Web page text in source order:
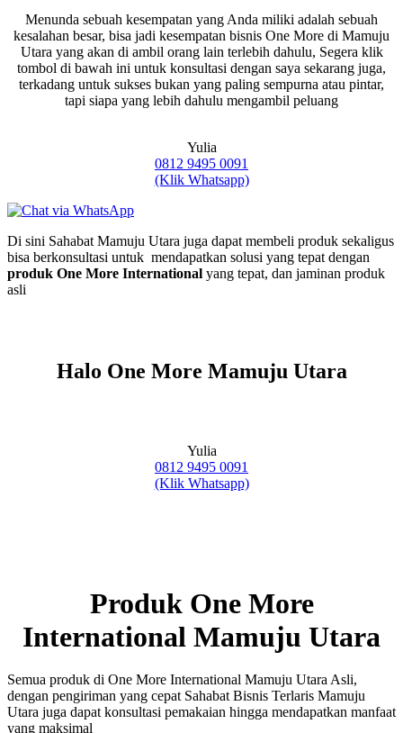
Menunda sebuah kesempatan yang Anda miliki adalah sebuah
kesalahan besar, bisa jadi kesempatan bisnis One More di Mamuju
Utara yang akan di ambil orang lain terlebih dahulu, Segera klik
tombol di bawah ini untuk konsultasi dengan saya sekarang juga,
terkadang untuk sukses bukan yang paling sempurna atau pintar,
tapi siapa yang lebih dahulu mengambil peluang
Yulia
0812 9495 0091
(Klik Whatsapp)
Di sini Sahabat Mamuju Utara juga dapat membeli produk sekaligus
bisa berkonsultasi untuk mendapatkan solusi yang tepat dengan
produk One More International yang tepat, dan jaminan produk
asli
Halo One More Mamuju Utara
Yulia
0812 9495 0091
(Klik Whatsapp)
Produk One More
International Mamuju Utara
Semua produk di One More International Mamuju Utara Asli,
dengan pengiriman yang cepat Sahabat Bisnis Terlaris Mamuju
Utara juga dapat konsultasi pemakaian hingga mendapatkan manfaat
yang maksimal